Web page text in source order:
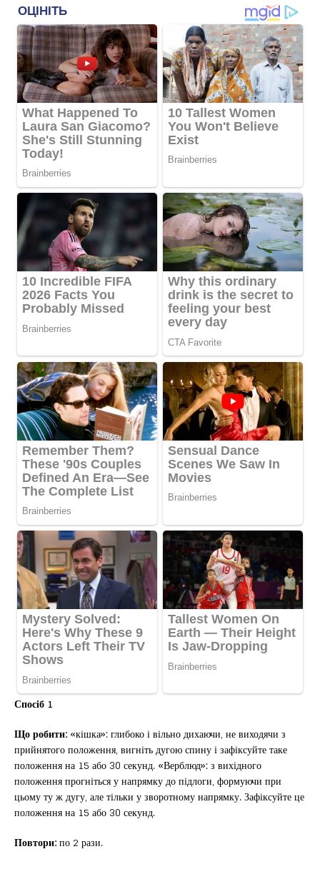
Спосіб 1
Що робити: «кішка»: глибоко і вільно дихаючи, не виходячи з
прийнятого положення, вигніть дугою спину і зафіксуйте таке
положення на 15 або 30 секунд. «Верблюд»: з вихідного
положення прогніться у напрямку до підлоги, формуючи при
цьому ту ж дугу, але тільки у зворотному напрямку. Зафіксуйте це
положення на 15 або 30 секунд.
Повтори:по 2 рази.